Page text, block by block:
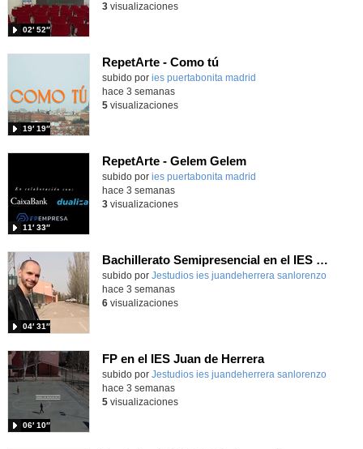
02′ 52″
3visualizaciones
RepetArte - Como tú
subido por ies puertabonita madrid
19′ 19″
hace 3 semanas
5visualizaciones
RepetArte - Gelem Gelem
subido por ies puertabonita madrid
11′ 33″
hace 3 semanas
3visualizaciones
Bachillerato Semipresencial en el IES Juan de Herrera
subido por Jestudios ies juandeherrera sanlorenzo
04′ 31″
-
hace 3 semanas
6visualizaciones
FP en el IES Juan de Herrera
Contenido educativo.
subido por Jestudios ies juandeherrera sanlorenzo
06′ 10″
-
hace 3 semanas
5visualizaciones